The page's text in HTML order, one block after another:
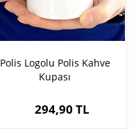
Polis Logolu Polis Kahve
Kupası
294,90 TL